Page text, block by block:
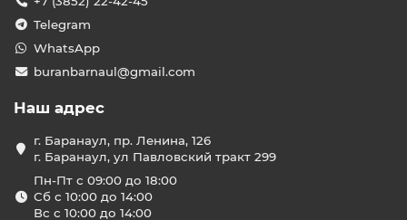
Telegram
WhatsApp
buranbarnaul@gmail.com
Наш адрес
г. Баранаул, пр. Ленина, 126
г. Баранаул, ул Павловский тракт 299
Пн-Пт с 09:00 до 18:00
Сб с 10:00 до 14:00
Вс с 10:00 до 14:00